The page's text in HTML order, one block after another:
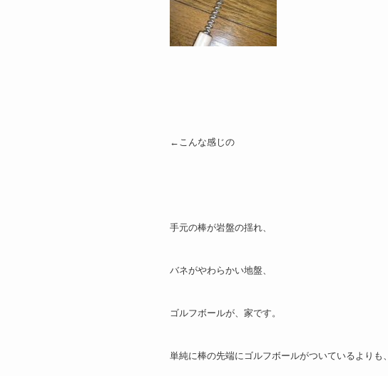
←こんな感じの
手元の棒が岩盤の揺れ、
バネがやわらかい地盤、
ゴルフボールが、家です。
単純に棒の先端にゴルフボールがついているよりも、